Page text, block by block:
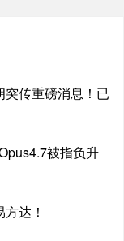
传重磅消息！已
被指负升
达！